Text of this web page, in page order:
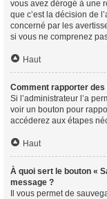
vous avez dérogé à une
que c’est la décision de
concerné par les
si vous ne comprenez
Haut
Comment rapporter
Si l’administrateur l’a
voir un bouton pour
accéderez aux étapes
Haut
À quoi sert le bouton «
message ?
Il vous permet de